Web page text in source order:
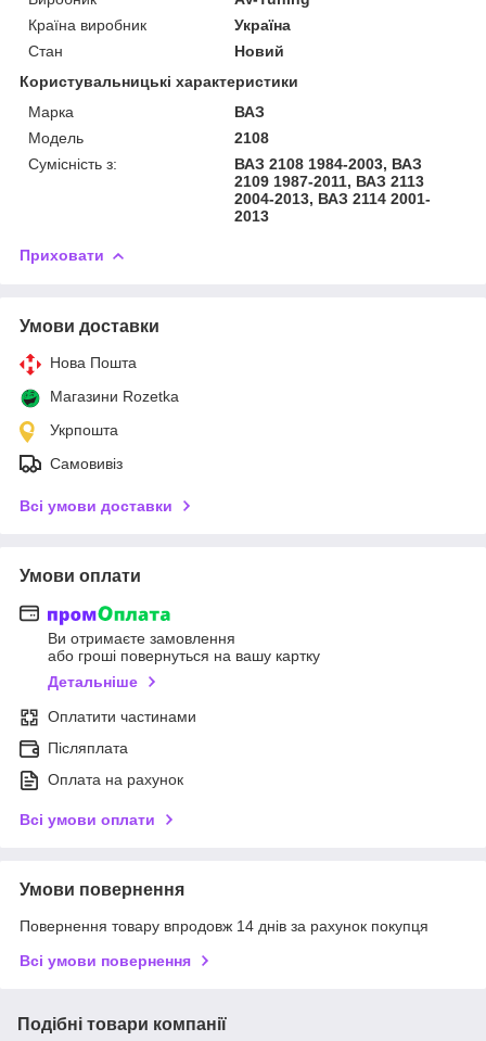
Країна виробник
Україна
Стан
Новий
Користувальницькі характеристики
Марка
ВАЗ
Модель
2108
Сумісність з:
ВАЗ 2108 1984-2003, ВАЗ
2109 1987-2011, ВАЗ 2113
2004-2013, ВАЗ 2114 2001-
2013
Приховати
Умови доставки
Нова Пошта
Магазини Rozetka
Укрпошта
Самовивіз
Всі умови доставки
Умови оплати
Ви отримаєте замовлення
або гроші повернуться на вашу картку
Детальніше
Оплатити частинами
Післяплата
Оплата на рахунок
Всі умови оплати
Умови повернення
Повернення товару впродовж 14 днів за рахунок покупця
Всі умови повернення
Подібні товари компанії